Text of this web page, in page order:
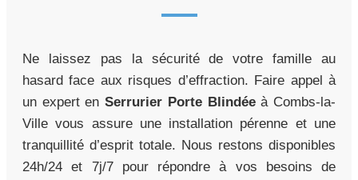
Ne laissez pas la sécurité de votre famille au
hasard face aux risques d’effraction. Faire appel à
un expert enSerrurier Porte Blindéeà Combs-la-
Ville vous assure une installation pérenne et une
tranquillité d’esprit totale. Nous restons disponibles
24h/24 et 7j/7 pour répondre à vos besoins de